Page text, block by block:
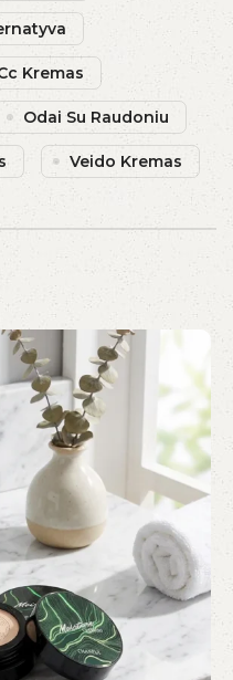
Kremas
Odai Su Raudoniu
Veido Kremas